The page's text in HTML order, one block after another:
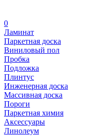
0
Ламинат
Паркетная доска
Виниловый пол
Пробка
Подложка
Плинтус
Инженерная доска
Массивная доска
Пороги
Паркетная химия
Аксессуары
Линолеум